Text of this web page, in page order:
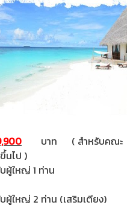
บาท ( สำหรับคณะ
นไป )
ปี พักกับผู้ใหญ่ 1 ท่าน
บผู้ใหญ่ 2 ท่าน (เสริมเตียง)